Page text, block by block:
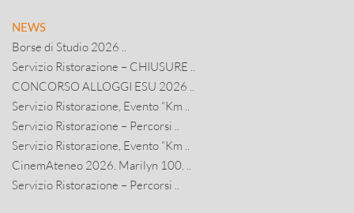
NEWS
Borse di Studio 2026 ..
Servizio Ristorazione – CHIUSURE ..
CONCORSO ALLOGGI ESU 2026 ..
Servizio Ristorazione, Evento “Km ..
Servizio Ristorazione – Percorsi ..
Servizio Ristorazione, Evento “Km ..
CinemAteneo 2026. Marilyn 100. ..
Servizio Ristorazione – Percorsi ..